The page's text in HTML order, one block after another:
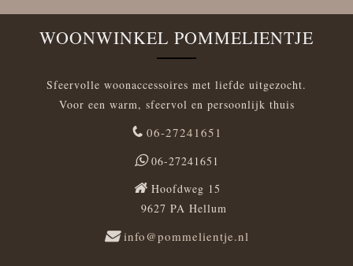
WOONWINKEL POMMELIENTJE
Sfeervolle woonaccessoires met liefde uitgezocht.
Voor een warm, sfeervol en persoonlijk thuis
06-27241651
06-27241651
Hoofdweg 15
9627 PA Hellum
info@pommelientje.nl